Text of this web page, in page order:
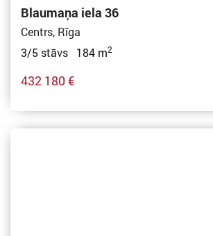
Blaumaņa iela 36
Centrs, Rīga
3/5 stāvs 184 m2
432 180 €